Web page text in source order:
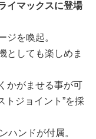
イマックスに登場
ジを喚起。
としても楽しめま
かがませる事が可
トジョイント”を採
ハンドが付属。